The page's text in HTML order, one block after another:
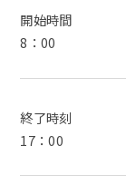
開始時間
8：00
終了時刻
17：00